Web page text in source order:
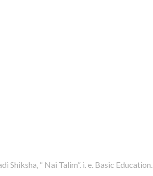
“ Nai Talim”. i. e. Basic Education.